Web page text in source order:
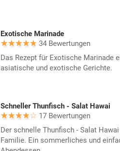
Exotische Marinade
34 Bewertungen
Das Rezept für Exotische Marinade
asiatische und exotische Gerichte.
Schneller Thunfisch - Salat Hawai
17 Bewertungen
Der schnelle Thunfisch - Salat
Familie. Ein sommerliches und